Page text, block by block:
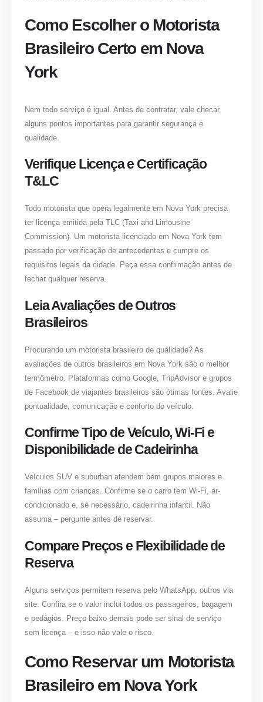
Como Escolher o Motorista
Brasileiro Certo em Nova
York
Nem todo serviço é igual. Antes de contratar, vale checar
alguns pontos importantes para garantir segurança e
qualidade.
Verifique Licença e Certificação
T&LC
Todo motorista que opera legalmente em Nova York precisa
ter licença emitida pela TLC (Taxi and Limousine
Commission). Um motorista licenciado em Nova York tem
passado por verificação de antecedentes e cumpre os
requisitos legais da cidade. Peça essa confirmação antes de
fechar qualquer reserva.
Leia Avaliações de Outros
Brasileiros
Procurando um motorista brasileiro de qualidade? As
avaliações de outros brasileiros em Nova York são o melhor
termômetro. Plataformas como Google, TripAdvisor e grupos
de Facebook de viajantes brasileiros são ótimas fontes. Avalie
pontualidade, comunicação e conforto do veículo.
Confirme Tipo de Veículo, Wi-Fi e
Disponibilidade de Cadeirinha
Veículos SUV e suburban atendem bem grupos maiores e
famílias com crianças. Confirme se o carro tem Wi-Fi, ar-
condicionado e, se necessário, cadeirinha infantil. Não
assuma – pergunte antes de reservar.
Compare Preços e Flexibilidade de
Reserva
Alguns serviços permitem reserva pelo WhatsApp, outros via
site. Confira se o valor inclui todos os passageiros, bagagem
e pedágios. Preço baixo demais pode ser sinal de serviço
sem licença – e isso não vale o risco.
Como Reservar um Motorista
Brasileiro em Nova York